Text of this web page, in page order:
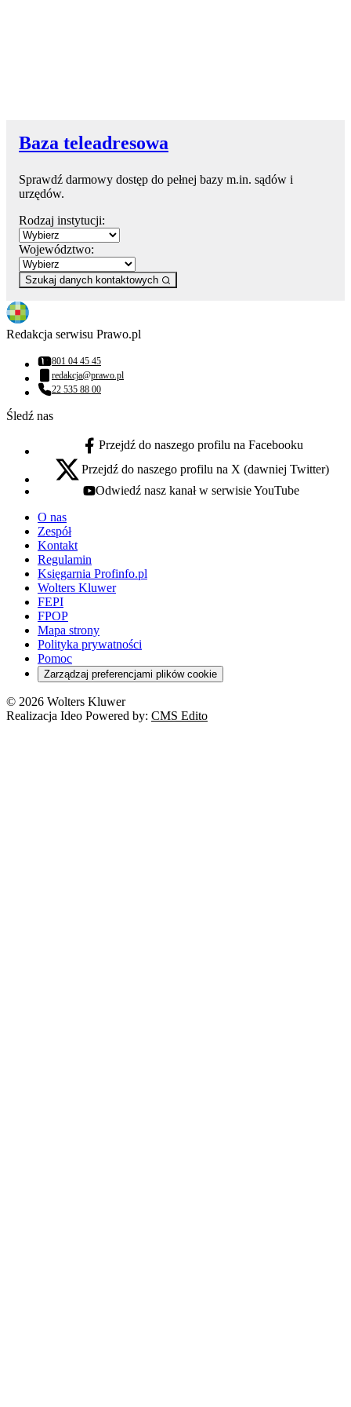
Baza teleadresowa
Sprawdź darmowy dostęp do pełnej bazy m.in. sądów i
urzędów.
Rodzaj instytucji:
Województwo:
Szukaj danych kontaktowych
Redakcja serwisu Prawo.pl
Numer telefonu:
801 04 45 45
Adres email:
redakcja@prawo.pl
Numer telefonu:
22 535 88 00
Śledź nas
facebook - otwiera się w nowej karcie
Przejdź do naszego profilu na Facebooku
x - otwiera się w nowej karcie
Przejdź do naszego profilu na X (dawniej Twitter)
youtube - otwiera się w nowej karcie
Odwiedź nasz kanał w serwisie YouTube
O nas
Zespół
Kontakt
Regulamin
Księgarnia Profinfo.pl
Wolters Kluwer
FEPI
FPOP
Mapa strony
Polityka prywatności
Pomoc
Zarządzaj preferencjami plików cookie
© 2026 Wolters Kluwer
Realizacja Ideo Powered by: CMS Edito